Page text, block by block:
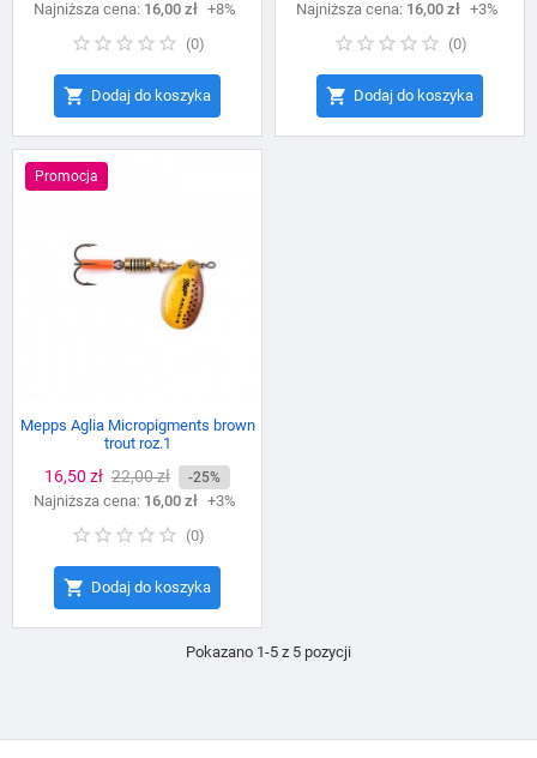
podstawowa
Najniższa cena: 16,00 zł +8%
(0)
 Dodaj do koszyka
podstawowa
Najniższa cena: 16,00 zł +3%
(0)
 Dodaj do koszyka
Promocja
Mepps Aglia Micropigments brown
trout roz.1
Cena
16,50 zł Cena
podstawowa
22,00 zł -25%
Najniższa cena: 16,00 zł +3%
(0)
 Dodaj do koszyka
Pokazano 1-5 z 5 pozycji